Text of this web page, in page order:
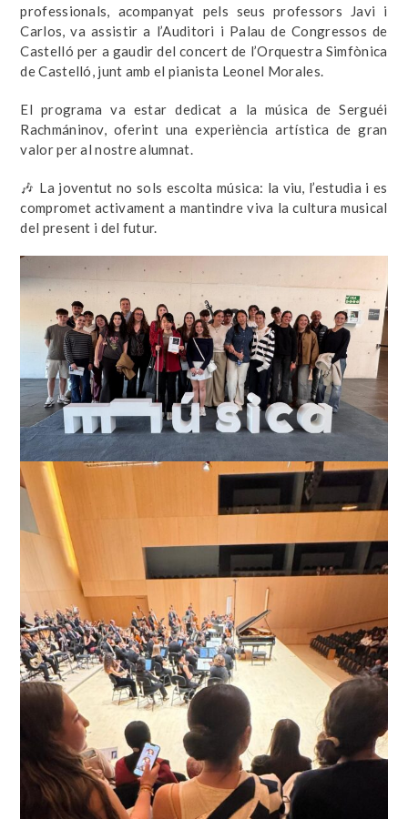
professionals, acompanyat pels seus professors Javi i
Carlos, va assistir a l’Auditori i Palau de Congressos de
Castelló per a gaudir del concert de l’Orquestra Simfònica
de Castelló, junt amb el pianista Leonel Morales.
El programa va estar dedicat a la música de Serguéi
Rachmáninov, oferint una experiència artística de gran
valor per al nostre alumnat.
🎶 La joventut no sols escolta música: la viu, l’estudia i es
compromet activament a mantindre viva la cultura musical
del present i del futur.